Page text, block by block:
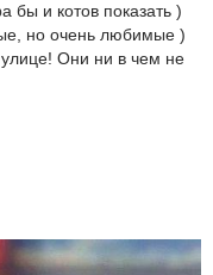
бы и котов показать )
но очень любимые )
Они ни в чем не